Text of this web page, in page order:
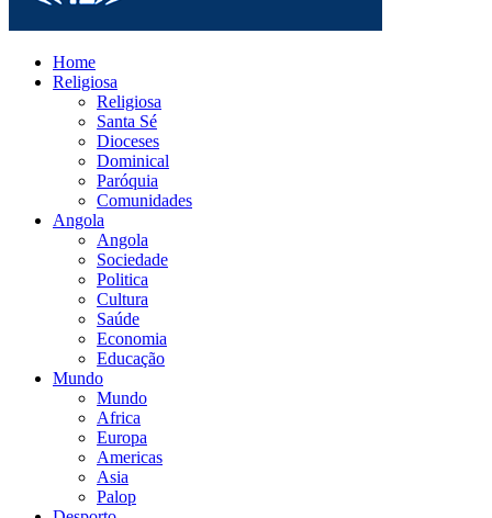
Home
Religiosa
Religiosa
Santa Sé
Dioceses
Dominical
Paróquia
Comunidades
Angola
Angola
Sociedade
Politica
Cultura
Saúde
Economia
Educação
Mundo
Mundo
Africa
Europa
Americas
Asia
Palop